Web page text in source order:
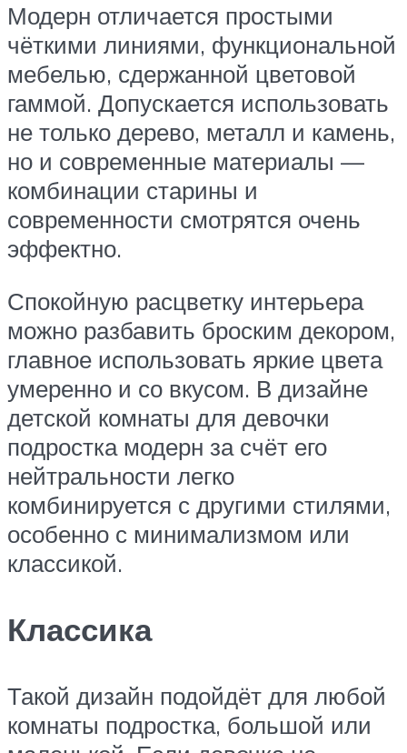
Модерн отличается простыми
чёткими линиями, функциональной
мебелью, сдержанной цветовой
гаммой. Допускается использовать
не только дерево, металл и камень,
но и современные материалы —
комбинации старины и
современности смотрятся очень
эффектно.
Спокойную расцветку интерьера
можно разбавить броским декором,
главное использовать яркие цвета
умеренно и со вкусом. В дизайне
детской комнаты для девочки
подростка модерн за счёт его
нейтральности легко
комбинируется с другими стилями,
особенно с минимализмом или
классикой.
Классика
Такой дизайн подойдёт для любой
комнаты подростка, большой или